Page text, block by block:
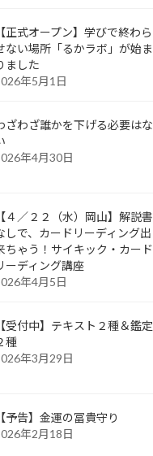
【正式オープン】学びで終わら
ない場所「るかラボ」が始ま
ました
年5月1日
ざわざ誰かを下げる必要はな
年4月30日
【４／２２（水）岡山】解説書
しで、カードリーディング出
ちゃう！サイキック・カード
ーディング講座
年4月5日
【受付中】テキスト２種＆鑑定
種
年3月29日
【予告】金運の冨貴守り
年2月18日